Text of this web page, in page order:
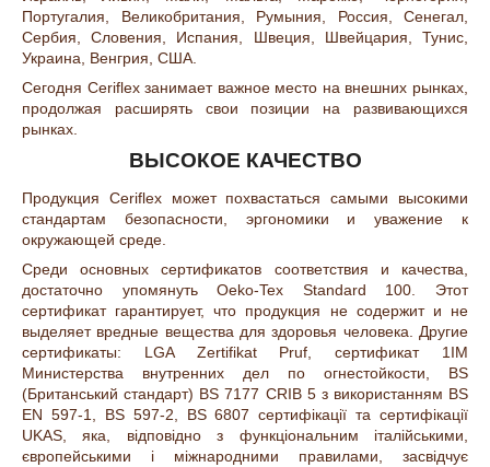
Португалия, Великобритания, Румыния, Россия, Сенегал,
Сербия, Словения, Испания, Швеция, Швейцария, Тунис,
Украина, Венгрия, США.
Сегодня Ceriflex занимает важное место на внешних рынках,
продолжая расширять свои позиции на развивающихся
рынках.
ВЫСОКОЕ КАЧЕСТВО
Продукция Ceriflex может похвастаться самыми высокими
стандартам безопасности, эргономики и уважение к
окружающей среде.
Среди основных сертификатов соответствия и качества,
достаточно упомянуть Oeko-Tex Standard 100. Этот
сертификат гарантирует, что продукция не содержит и не
выделяет вредные вещества для здоровья человека. Другие
сертификаты: LGA Zertifikat Pruf, сертификат 1IM
Министерства внутренних дел по огнестойкости, BS
(Британський стандарт) BS 7177 CRIB 5 з використанням BS
EN 597-1, BS 597-2, BS 6807 сертифікації та сертифікації
UKAS, яка, відповідно з функціональним італійськими,
європейськими і міжнародними правилами, засвідчує